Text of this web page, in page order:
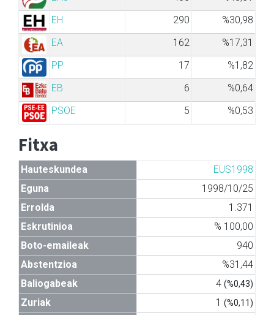
EH
290
%30,98
EA
162
%17,31
PP
17
%1,82
EB
6
%0,64
PSOE
5 %0,53
Fitxa
Hauteskundea
EUS1998
Eguna
1998/10/25
Errolda
1.371
Eskrutinioa
% 100,00
Boto-emaileak
940
Abstentzioa
%31,44
Baliogabeak
4 (%0,43)
Zuriak 1 (%0,11)